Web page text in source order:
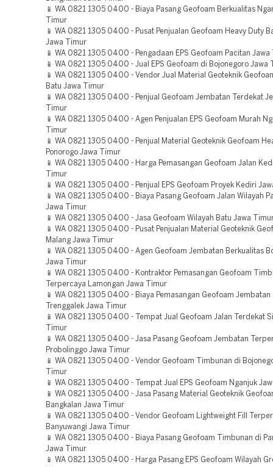
📱 WA 0821 1305 0400 - Biaya Pasang Geofoam Berkualitas
Timur
📱 WA 0821 1305 0400 - Pusat Penjualan Geofoam Heavy Duty
Jawa Timur
📱 WA 0821 1305 0400 - Pengadaan EPS Geofoam Pacitan Jawa
📱 WA 0821 1305 0400 - Jual EPS Geofoam di Bojonegoro Jawa
📱 WA 0821 1305 0400 - Vendor Jual Material Geoteknik
Batu Jawa Timur
📱 WA 0821 1305 0400 - Penjual Geofoam Jembatan Terdekat
Timur
📱 WA 0821 1305 0400 - Agen Penjualan EPS Geofoam Murah
Timur
📱 WA 0821 1305 0400 - Penjual Material Geoteknik Geofoam
Ponorogo Jawa Timur
📱 WA 0821 1305 0400 - Harga Pemasangan Geofoam Jalan
Timur
📱 WA 0821 1305 0400 - Penjual EPS Geofoam Proyek Kediri
📱 WA 0821 1305 0400 - Biaya Pasang Geofoam Jalan Wilayah
Jawa Timur
📱 WA 0821 1305 0400 - Jasa Geofoam Wilayah Batu Jawa
📱 WA 0821 1305 0400 - Pusat Penjualan Material Geoteknik
Malang Jawa Timur
📱 WA 0821 1305 0400 - Agen Geofoam Jembatan Berkualitas
Jawa Timur
📱 WA 0821 1305 0400 - Kontraktor Pemasangan Geofoam
Terpercaya Lamongan Jawa Timur
📱 WA 0821 1305 0400 - Biaya Pemasangan Geofoam Jembatan
Trenggalek Jawa Timur
📱 WA 0821 1305 0400 - Tempat Jual Geofoam Jalan Terdekat
Timur
📱 WA 0821 1305 0400 - Jasa Pasang Geofoam Jembatan
Probolinggo Jawa Timur
📱 WA 0821 1305 0400 - Vendor Geofoam Timbunan di
Timur
📱 WA 0821 1305 0400 - Tempat Jual EPS Geofoam Nganjuk
📱 WA 0821 1305 0400 - Jasa Pasang Material Geoteknik
Bangkalan Jawa Timur
📱 WA 0821 1305 0400 - Vendor Geofoam Lightweight Fill
Banyuwangi Jawa Timur
📱 WA 0821 1305 0400 - Biaya Pasang Geofoam Timbunan di
Jawa Timur
📱 WA 0821 1305 0400 - Harga Pasang EPS Geofoam Wilayah